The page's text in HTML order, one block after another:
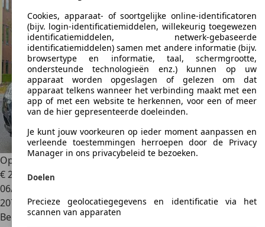
Opel Zafira2.2 Temptation
€ 2.295
06/2008
207.301 km
Benzine
Cookies, apparaat- of soortgelijke online-identificatoren
(bijv. login-identificatiemiddelen, willekeurig toegewezen
identificatiemiddelen, netwerk-gebaseerde
identificatiemiddelen) samen met andere informatie (bijv.
browsertype en informatie, taal, schermgrootte,
ondersteunde technologieën enz.) kunnen op uw
apparaat worden opgeslagen of gelezen om dat
apparaat telkens wanneer het verbinding maakt met een
app of met een website te herkennen, voor een of meer
van de hier gepresenteerde doeleinden.
Je kunt jouw voorkeuren op ieder moment aanpassen en
verleende toestemmingen herroepen door de Privacy
Manager in ons privacybeleid te bezoeken.
Doelen
Precieze geolocatiegegevens en identificatie via het
scannen van apparaten